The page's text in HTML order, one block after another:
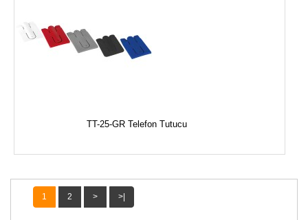
TT-25-GR Telefon Tutucu
1 2 > >|